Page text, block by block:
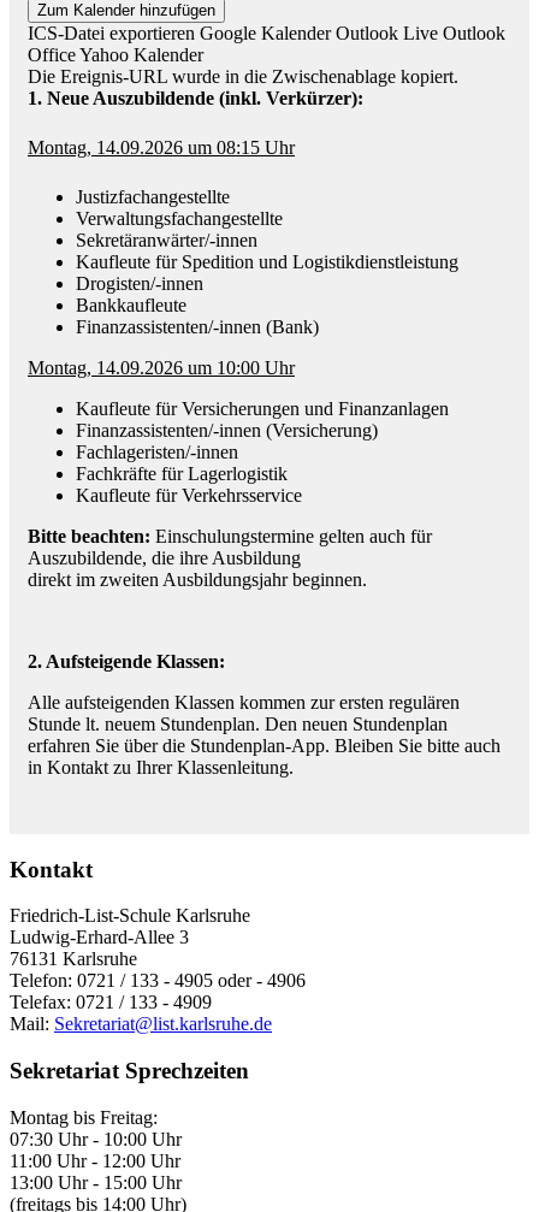
Zum Kalender hinzufügen
ICS-Datei exportieren Google KalenderOutlook Live Outlook
OfficeYahoo Kalender
Die Ereignis-URL wurde in die Zwischenablage kopiert.
1. Neue Auszubildende (inkl. Verkürzer):
Montag, 14.09.2026 um 08:15 Uhr
Justizfachangestellte
Verwaltungsfachangestellte
Sekretäranwärter/-innen
Kaufleute für Spedition und Logistikdienstleistung
Drogisten/-innen
Bankkaufleute
Finanzassistenten/-innen (Bank)
Montag, 14.09.2026 um 10:00 Uhr
Kaufleute für Versicherungen und Finanzanlagen
Finanzassistenten/-innen (Versicherung)
Fachlageristen/-innen
Fachkräfte für Lagerlogistik
Kaufleute für Verkehrsservice
Bitte beachten: Einschulungstermine gelten auch für
Auszubildende, die ihre Ausbildung
direkt im zweiten Ausbildungsjahr beginnen.
2. Aufsteigende Klassen:
Alle aufsteigenden Klassen kommen zur ersten regulären
Stunde lt. neuem Stundenplan. Den neuen Stundenplan
erfahren Sie über die Stundenplan-App. Bleiben Sie bitte auch
in Kontakt zu Ihrer Klassenleitung.
Kontakt
Friedrich-List-Schule Karlsruhe
Ludwig-Erhard-Allee 3
76131 Karlsruhe
Telefon: 0721 / 133 - 4905 oder - 4906
Telefax: 0721 / 133 - 4909
Mail: Sekretariat@list.karlsruhe.de
Sekretariat Sprechzeiten
Montag bis Freitag:
07:30 Uhr - 10:00 Uhr
11:00 Uhr - 12:00 Uhr
13:00 Uhr - 15:00 Uhr
(freitags bis 14:00 Uhr)